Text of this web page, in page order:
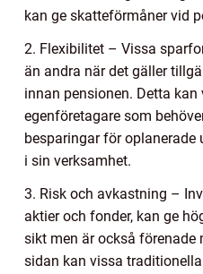
kan ge skatteförmåner vid
2. Flexibilitet – Vissa
än andra när det gäller
innan pensionen. Detta
egenföretagare som
besparingar för
i sin verksamhet.
3. Risk och avkastning –
aktier och fonder, kan ge
sikt men är också förenade
sidan kan vissa